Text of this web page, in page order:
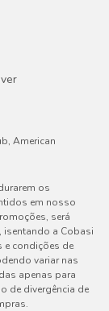
American
os
em nosso
será
isentando a Cobasi
e condições de
variar nas
apenas para
de divergência de